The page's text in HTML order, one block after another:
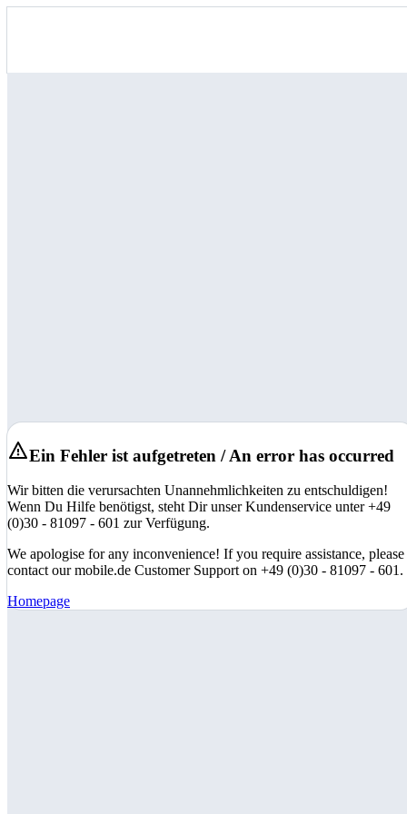
Ein Fehler ist aufgetreten / An error has occurred
Wir bitten die verursachten Unannehmlichkeiten zu entschuldigen!
Wenn Du Hilfe benötigst, steht Dir unser Kundenservice unter +49
(0)30 - 81097 - 601 zur Verfügung.
We apologise for any inconvenience! If you require assistance, please
contact our mobile.de Customer Support on +49 (0)30 - 81097 - 601.
Homepage